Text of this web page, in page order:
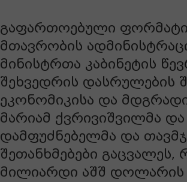
გაფართოებული
მთავრობის
მინისტრთა კაბინეტის
შეხვედრის დასრულების
ეკონომიკისა და
მარიამ ქვრივიშვილმა და
დამფუძნებელმა და
შეთანხმებები
მილიარდი აშშ